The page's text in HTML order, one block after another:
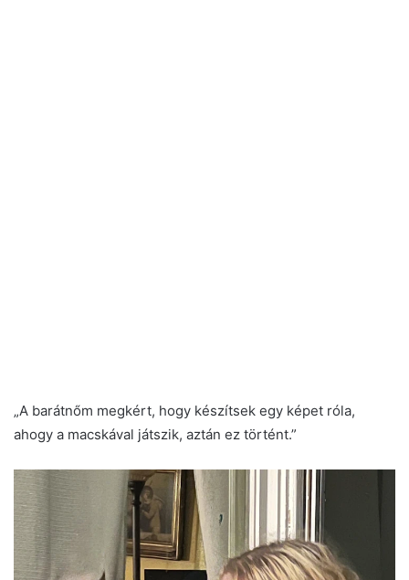
„A barátnőm megkért, hogy készítsek egy képet róla,
ahogy a macskával játszik, aztán ez történt.”